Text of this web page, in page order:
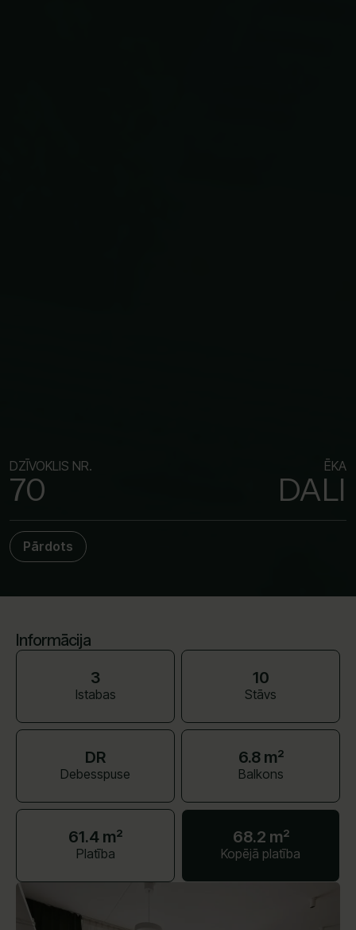
DZĪVOKLIS NR.
70
ĒKA
DALI
Pārdots
Informācija
3
Istabas
10
Stāvs
DR
Debesspuse
6.8 m²
Balkons
61.4 m²
Platība
68.2 m²
Kopējā platība